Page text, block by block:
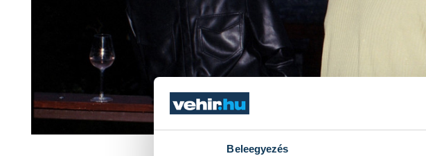
Beleegyezés
Ivan & The Parazol duó